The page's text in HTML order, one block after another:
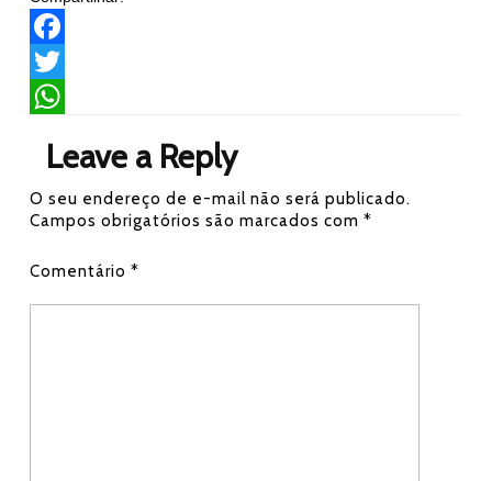
F
a
b
o
k
T
t
e
r
a
s
A
Leave a Reply
O seu endereço de e-mail não será publicado.
Campos obrigatórios são marcados com *
Comentário *